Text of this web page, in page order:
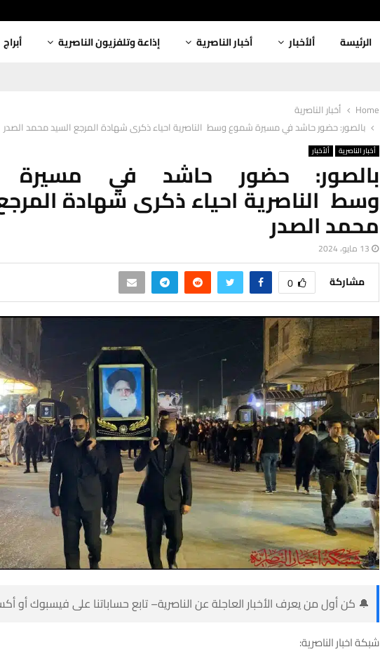
الرئيسة ألأخبار أخبار الناصرية إذاعة وتلفزيون الناصرية أبراج
Home
أخبار الناصرية
بالصور: حضور حاشد في مسيرة شموع وسط الناصرية احياء ذكرى شهادة المرجع السيد محمد الصدر
أخبار الناصرية ألأخبار
بالصور: حضور حاشد في
وسط الناصرية احياء ذكرى شهادة
محمد الصدر
13 مايو، 2024
مشاركة 0
🔔 كن أول من يعرف الأخبار العاجلة عن الناصرية– تابع حساباتنا على فيسبوك أو
شبكة اخبار الناصرية: